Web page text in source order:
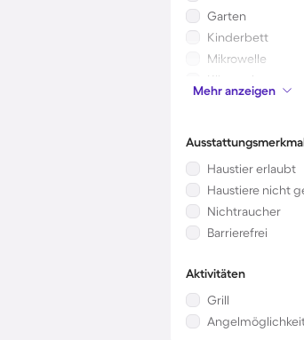
Garten
Kinderbett
Mikrowelle
Klimaanlage
Whirlpool
Mehr anzeigen
Haustier erlaubt
Haustiere nicht
Nichtraucher
Barrierefrei
Aktivitäten
Grill